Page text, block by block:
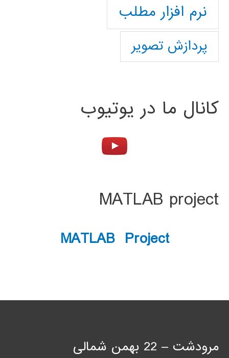
نرم افزار مطلب
پردازش تصویر
کانال ما در یوتیوب
MATLAB project
MATLAB Project
مرودشت – 22 بهمن شمالی